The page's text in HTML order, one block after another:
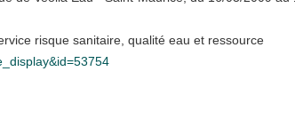
risque sanitaire, qualité eau et ressource